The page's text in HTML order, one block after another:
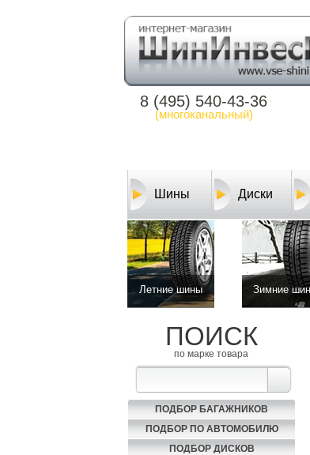
8 (495) 540-43-36
(многоканальный)
Шины Диски
Летние шины Зимние
ПОИСК
по марке товара
ПОДБОР БАГАЖНИКОВ
ПОДБОР ПО АВТОМОБИЛЮ
ПОДБОР ДИСКОВ